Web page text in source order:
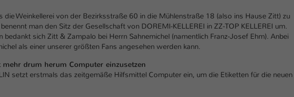
die Weinkellerei von der Bezirksstraße 60 in die Mühlenstraße 18 (also ins Hause Zitt) zu
man den Sitz der Gesellschaft von DOREMI-KELLEREI in ZZ-TOP KELLEREI um.
bedankt sich Zitt & Zampalo bei Herrn Sahnemichel (namentlich Franz-Josef Ehm). Anbei
als einer unserer größten Fans angesehen werden kann.
drum herum Computer einzusetzen
setzt erstmals das zeitgemäße Hilfsmittel Computer ein, um die Etiketten für die neuen